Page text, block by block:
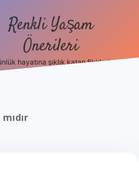
Renkli Yaşam
Önerileri
hayatına şıklık katan fikirler!